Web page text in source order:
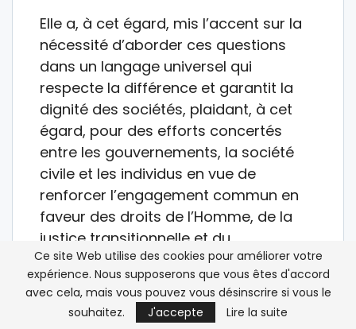
Elle a, à cet égard, mis l’accent sur la
nécessité d’aborder ces questions
dans un langage universel qui
respecte la différence et garantit la
dignité des sociétés, plaidant, à cet
égard, pour des efforts concertés
entre les gouvernements, la société
civile et les individus en vue de
renforcer l’engagement commun en
faveur des droits de l’Homme, de la
justice transitionnelle et du
changement climatique.
La responsable argentine a mis en
avant, dans ce sens, l’engagement du
Ce site Web utilise des cookies pour améliorer votre
expérience. Nous supposerons que vous êtes d'accord
avec cela, mais vous pouvez vous désinscrire si vous le
souhaitez.
J'accepte Lire la suite